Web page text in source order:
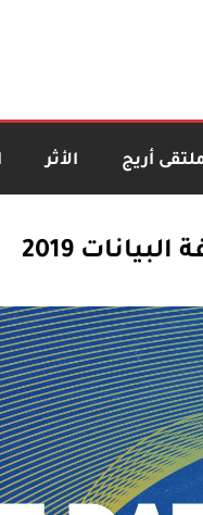
أريج الأثر
2019